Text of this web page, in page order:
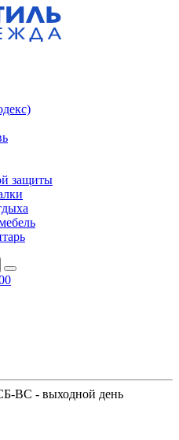
защиты
ВС - выходной день